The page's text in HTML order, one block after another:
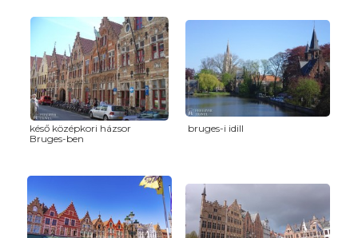
késő középkori házsor
Bruges-ben
bruges-i idill